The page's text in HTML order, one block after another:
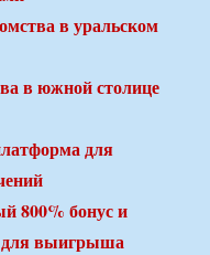
в уральском
в южной столице
для
800% бонус и
для выигрыша